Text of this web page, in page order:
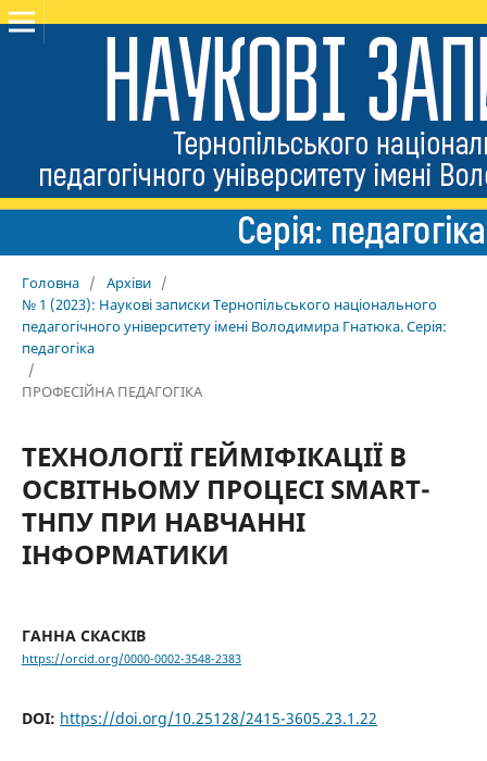
Головна / Архіви /
№ 1 (2023): Наукові записки Тернопільського національного
педагогічного університету імені Володимира Гнатюка. Серія:
педагогіка
/
ПРОФЕСІЙНА ПЕДАГОГІКА
ТЕХНОЛОГІЇ ГЕЙМІФІКАЦІЇ В
ОСВІТНЬОМУ ПРОЦЕСІ SMART-
ТНПУ ПРИ НАВЧАННІ
ІНФОРМАТИКИ
ГАННА СКАСКІВ
https://orcid.org/0000-0002-3548-2383
DOI: https://doi.org/10.25128/2415-3605.23.1.22